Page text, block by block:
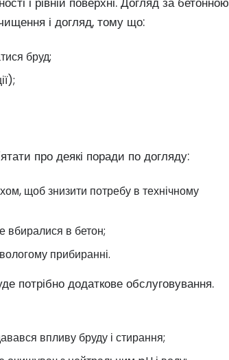
і догляд, тому що:
бруд;
про деякі поради по догляду:
щоб знизити потребу в технічному
вбиралися в бетон;
прибиранні.
потрібно додаткове обслуговування.
впливу бруду і стирання;